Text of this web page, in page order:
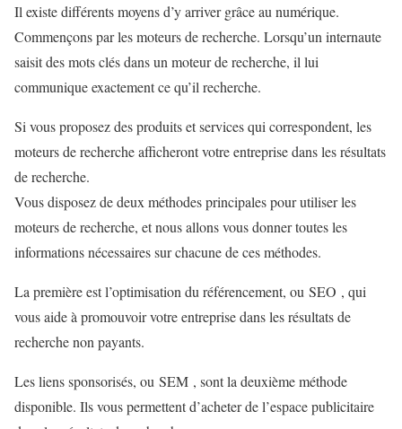
Il existe différents moyens d’y arriver grâce au numérique.
Commençons par les moteurs de recherche. Lorsqu’un internaute
saisit des mots clés dans un moteur de recherche, il lui
communique exactement ce qu’il recherche.
Si vous proposez des produits et services qui correspondent, les
moteurs de recherche afficheront votre entreprise dans les résultats
de recherche.
Vous disposez de deux méthodes principales pour utiliser les
moteurs de recherche, et nous allons vous donner toutes les
informations nécessaires sur chacune de ces méthodes.
La première est l’optimisation du référencement, ou SEO , qui
vous aide à promouvoir votre entreprise dans les résultats de
recherche non payants.
Les liens sponsorisés, ou SEM , sont la deuxième méthode
disponible. Ils vous permettent d’acheter de l’espace publicitaire